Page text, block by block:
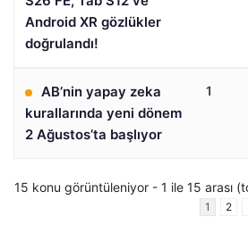
Android XR gözlükler
doğrulandı!
AB’nin yapay zeka
kurallarında yeni dönem
2 Ağustos’ta başlıyor
1
15 konu görüntüleniyor - 1 ile 15 arası
1 2